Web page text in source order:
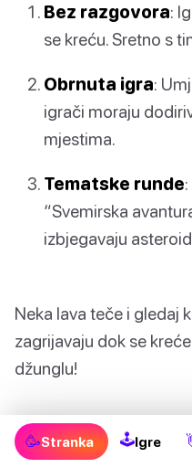
Bez razgovora:
se kreću. Sretno s
Obrnuta igra:
igrači moraju
mjestima.
Tematske runde
“Svemirska
izbjegavaju
Neka lava teče i gledaj
zagrijavaju dok se
džunglu!
10. Pantomima
🥳Stranka 🕹Igre